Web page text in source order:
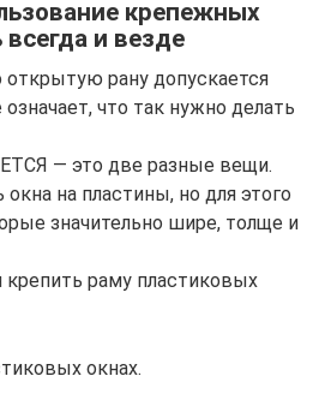
крепежных
и везде
рану допускается
что так нужно делать
— это две разные вещи.
на пластины, но для этого
значительно шире, толще и
окнах.